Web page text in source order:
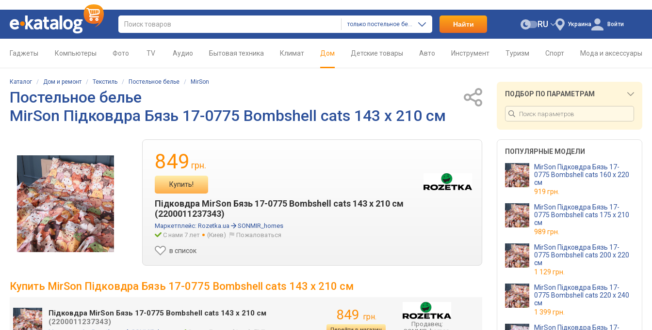
только постельное белье Найти Украина
RU Войти
Гаджеты Компьютеры Фото TV Аудио Бытовая техника Климат Дом Детские товары Авто Инструмент Туризм Спорт Мода и аксессуары
Каталог / Дом и ремонт / Текстиль / Постельное белье / MirSon
Постельное белье
MirSon Підковдра Бязь 17-0775 Bombshell cats 143 x 210 см
849 грн.
Купить!
Підковдра MirSon Бязь 17-0775 Bombshell cats 143 x 210 см
(2200011237343)
Маркетплейс: Rozetka.ua
SONMIR_homes
С нами 7 лет
(Киев) Пожаловаться
в список
Купить MirSon Підковдра Бязь 17-0775 Bombshell cats 143 x 210 см
Підковдра MirSon Бязь 17-0775 Bombshell cats 143 x 210 см
(2200011237343)
849 грн.
Продавец:
ПОДБОР ПО ПАРАМЕТРАМ
ПОПУЛЯРНЫЕ МОДЕЛИ
MirSon Підковдра Бязь 17-
0775 Bombshell cats 160 x 220
см
919 грн.
MirSon Підковдра Бязь 17-
0775 Bombshell cats 175 x 210
см
989 грн.
MirSon Підковдра Бязь 17-
0775 Bombshell cats 200 x 220
см
1 129 грн.
MirSon Підковдра Бязь 17-
0775 Bombshell cats 220 x 240
см
1 399 грн.
MirSon Підковдра Бязь 17-